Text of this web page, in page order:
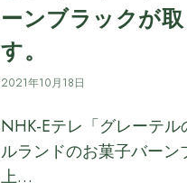
ーンブラックが
す。
2021年10月18日
NHK-Eテレ「グレーテル
ルランドのお菓子バーン
上…